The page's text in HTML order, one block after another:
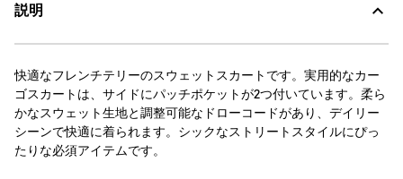
説明
快適なフレンチテリーのスウェットスカートです。実用的なカー
ゴスカートは、サイドにパッチポケットが2つ付いています。柔ら
かなスウェット生地と調整可能なドローコードがあり、デイリー
シーンで快適に着られます。シックなストリートスタイルにぴっ
たりな必須アイテムです。